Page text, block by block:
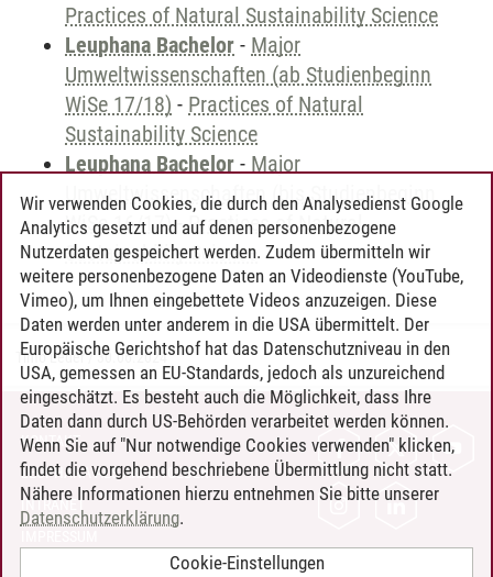
Practices of Natural Sustainability Science
Leuphana Bachelor - Major
Umweltwissenschaften (ab Studienbeginn
WiSe 17/18) - Practices of Natural
Sustainability Science
Leuphana Bachelor - Major
Umweltwissenschaften (bis Studienbeginn
WiSe 16/17)-Practices of Natural
Sustainability Science
Timo Leder/30.06.2024
KONTAKT
LEUPHANA ALS ARBEITGEBER
INTRANET
Wir verwenden Cookies, die durch den Analysedienst Google
Analytics gesetzt und auf denen personenbezogene
Nutzerdaten gespeichert werden. Zudem übermitteln wir
weitere personenbezogene Daten an Videodienste (YouTube,
Vimeo), um Ihnen eingebettete Videos anzuzeigen. Diese
Daten werden unter anderem in die USA übermittelt. Der
Europäische Gerichtshof hat das Datenschutzniveau in den
USA, gemessen an EU-Standards, jedoch als unzureichend
eingeschätzt. Es besteht auch die Möglichkeit, dass Ihre
Daten dann durch US-Behörden verarbeitet werden können.
Wenn Sie auf "Nur notwendige Cookies verwenden" klicken,
findet die vorgehend beschriebene Übermittlung nicht statt.
Nähere Informationen hierzu entnehmen Sie bitte unserer
Datenschutzerklärung.
Cookie-Einstellungen